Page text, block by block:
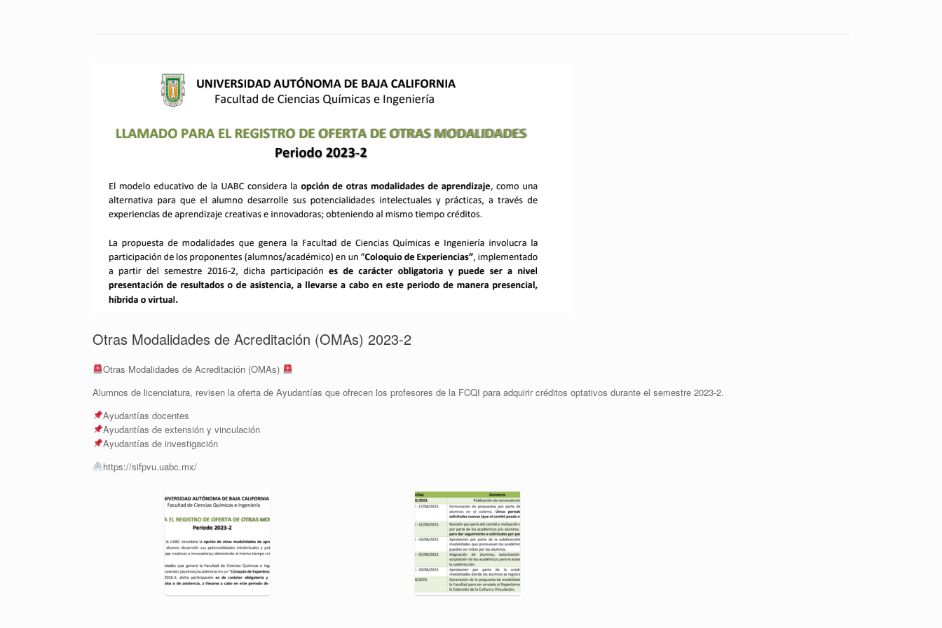
Otras Modalidades de Acreditación (OMAs) 2023-2
Otras Modalidades de Acreditación (OMAs)
Alumnos de licenciatura, revisen la oferta de Ayudantías que ofrecen los profesores de la FCQI para adquirir créditos optativos durante el semestre 2023-2.
Ayudantías docentes
Ayudantías de extensión y vinculación
Ayudantías de investigación
https://sifpvu.uabc.mx/